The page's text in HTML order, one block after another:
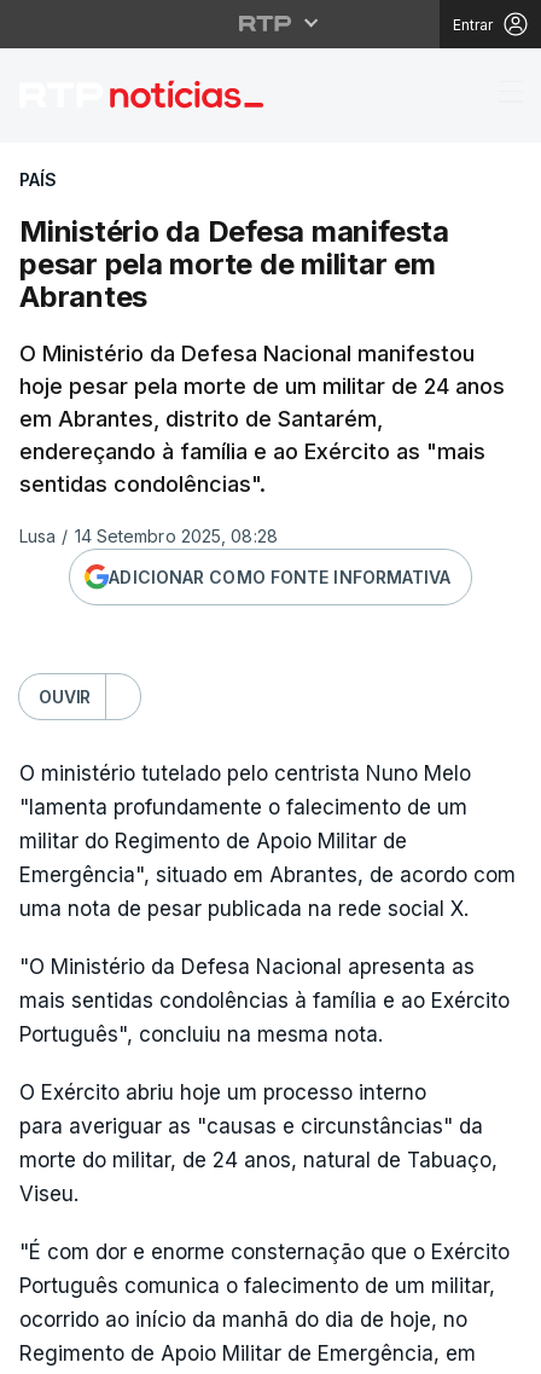
Entrar
Ministério da Defesa
PAÍS
Ministério da Defesa manifesta
pesar pela morte de militar em
Abrantes
O Ministério da Defesa Nacional manifestou
hoje pesar pela morte de um militar de 24 anos
em Abrantes, distrito de Santarém,
endereçando à família e ao Exército as "mais
sentidas condolências".
Lusa / 14 Setembro 2025, 08:28
ADICIONAR COMO FONTE INFORMATIVA
OUVIR
O ministério tutelado pelo centrista Nuno Melo
"lamenta profundamente o falecimento de um
militar do Regimento de Apoio Militar de
Emergência", situado em Abrantes, de acordo com
uma nota de pesar publicada na rede social X.
"O Ministério da Defesa Nacional apresenta as
mais sentidas condolências à família e ao Exército
Português", concluiu na mesma nota.
O Exército abriu hoje um processo interno
para averiguar as "causas e circunstâncias" da
morte do militar, de 24 anos, natural de Tabuaço,
Viseu.
"É com dor e enorme consternação que o Exército
Português comunica o falecimento de um militar,
ocorrido ao início da manhã do dia de hoje, no
Regimento de Apoio Militar de Emergência, em